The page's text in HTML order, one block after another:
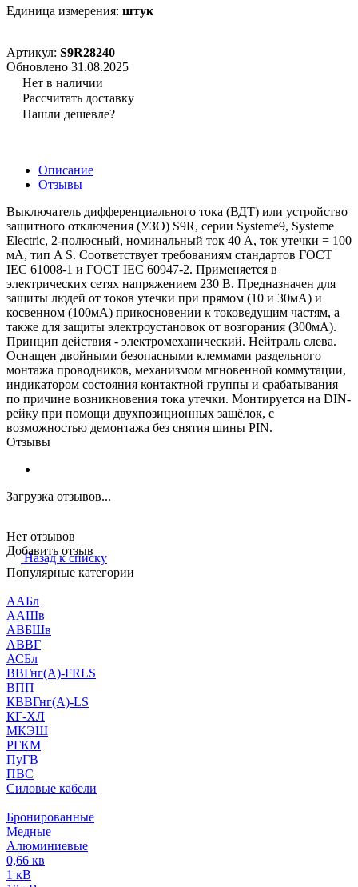
Единица измерения: штук
Артикул: S9R28240
Обновлено 31.08.2025
Нет в наличии
Рассчитать доставку
Нашли дешевле?
Описание
Отзывы
Выключатель дифференциального тока (ВДТ) или устройство
защитного отключения (УЗО) S9R, серии Systeme9, Systeme
Electric, 2-полюсный, номинальный ток 40 А, ток утечки = 100
мА, тип A S. Соответствует требованиям стандартов ГОСТ
IEC 61008-1 и ГОСТ IEC 60947-2. Применяется в
электрических сетях напряжением 230 В. Предназначен для
защиты людей от токов утечки при прямом (10 и 30мА) и
косвенном (100мА) прикосновении к токоведущим частям, а
также для защиты электроустановок от возгорания (300мА).
Принцип действия - электромеханический. Нейтраль слева.
Оснащен двойными безопасными клеммами раздельного
монтажа проводников, механизмом мгновенной коммутации,
индикатором состояния контактной группы и срабатывания
по причине возникновения тока утечки. Монтируется на DIN-
рейку при помощи двухпозиционных защёлок, с
возможностью демонтажа без снятия шины PIN.
Отзывы
Загрузка отзывов...
Нет отзывов
Добавить отзыв
Назад к списку
Популярные категории
ААБл
ААШв
АВБШв
АВВГ
АСБл
ВВГнг(А)-FRLS
ВПП
КВВГнг(А)-LS
КГ-ХЛ
МКЭШ
РГКМ
ПуГВ
ПВС
Силовые кабели
Бронированные
Медные
Алюминиевые
0,66 кв
1 кВ